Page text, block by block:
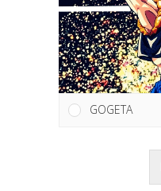
GOGETA